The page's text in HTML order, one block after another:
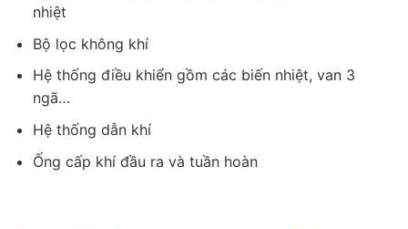
nhiệt
Bộ lọc không khí
Hệ thống điều khiển gồm các biến nhiệt, van 3
ngã…
Hệ thống dẫn khí
Ống cấp khí đầu ra và tuần hoàn